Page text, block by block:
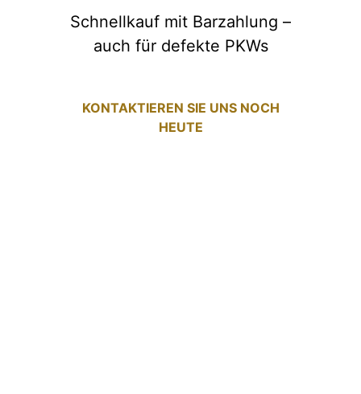
Schnellkauf mit Barzahlung –
auch für defekte PKWs
KONTAKTIEREN SIE UNS NOCH
HEUTE